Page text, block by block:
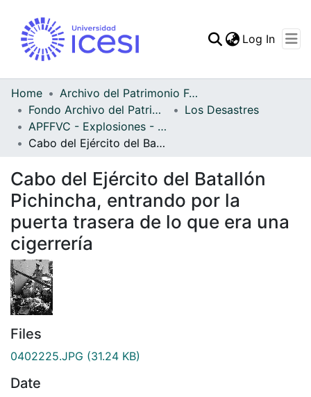
Statistics
Log In
Home
Archivo del Patrimonio Fotográfico y Fílmico del Valle del Cauca
Fondo Archivo del Patrimonio Fotográfico y Fílmico del Valle del Cauca
Los Desastres
APFFVC - Explosiones - Patrimonial
Cabo del Ejército del Batallón Pichincha, entrando por la puerta trasera de lo que era una cigerrería
Cabo del Ejército del Batallón
Pichincha, entrando por la
puerta trasera de lo que era una
cigerrería
Files
0402225.JPG (31.24 KB)
Date